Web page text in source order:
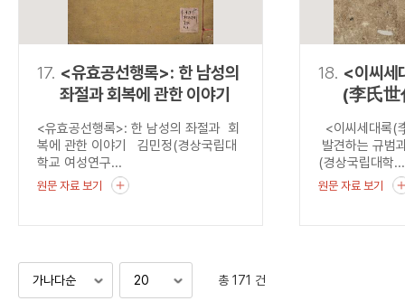
17. <유효공선행록>: 한 남성의
좌절과 회복에 관한 이야기
<유효공선행록>: 한 남성의 좌절과 회
복에 관한 이야기 김민정(경상국립대
학교 여성연구...
원문 자료 보기
18. <이씨세
(李氏世
발견하
균열
<이씨세대록
발견하는 규범
(경상국립대학...
원문 자료 보기
총 171 건